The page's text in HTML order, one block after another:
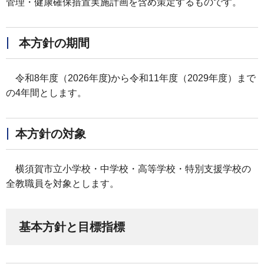
本方針の期間
令和8年度（2026年度)から令和11年度（2029年度）まで
の4年間とします。
本方針の対象
横須賀市立小学校・中学校・高等学校・特別支援学校の
全教職員を対象とします。
基本方針と目標指標